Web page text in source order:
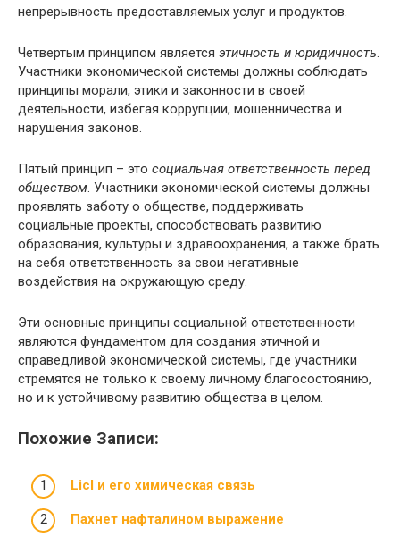
непрерывность предоставляемых услуг и продуктов.
Четвертым принципом является этичность и юридичность
Участники экономической системы должны соблюдать
принципы морали, этики и законности в своей
деятельности, избегая коррупции, мошенничества и
нарушения законов.
Пятый принцип – это социальная ответственность перед
обществом . Участники экономической системы должны
проявлять заботу о обществе, поддерживать
социальные проекты, способствовать развитию
образования, культуры и здравоохранения, а также брать
на себя ответственность за свои негативные
воздействия на окружающую среду.
Эти основные принципы социальной ответственности
являются фундаментом для создания этичной и
справедливой экономической системы, где участники
стремятся не только к своему личному благосостоянию,
но и к устойчивому развитию общества в целом.
Похожие Записи:
Licl и его химическая связь
Пахнет нафталином выражение